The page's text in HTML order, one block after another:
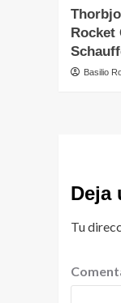
Rocket
Basilio
Deja
Tu